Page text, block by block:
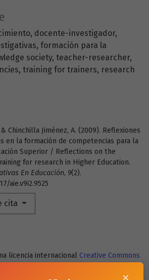
docente-investigador
formación para la
society teacher-researcher
training for trainers research
Chinchilla Jiménez, A. (2009). Reflexiones
en la formación de competencias para la
Superior / Reflections on the
for research in Higher Education.
En Educación, 9(2).
aie.v9i2.9525
cita
licencia internacional Creative Commons